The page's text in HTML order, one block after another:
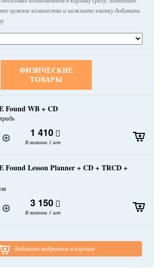
нужное количество и нажмите кнопку добавить
ФИЗИЧЕСКИЕ
ТОВАРЫ
Found WB + CD
1 410
В наличии 1 шт
Found Lesson Planner + CD + TRCD +
3 150
В наличии 1 шт
добавить выбранное в корзину